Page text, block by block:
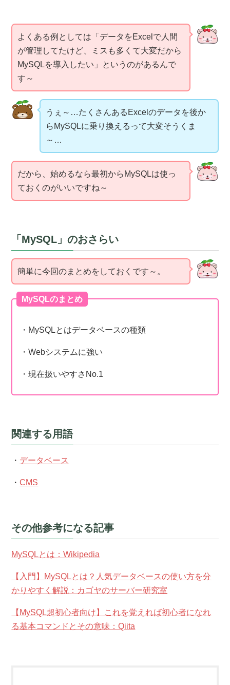
よくある例としては「データをExcelで人間
が管理してたけど、ミスも多くて大変だから
MySQLを導入したい」というのがあるんで
す～
うぇ～…たくさんあるExcelのデータを後か
らMySQLに乗り換えるって大変そうくま
～…
だから、始めるなら最初からMySQLは使っ
ておくのがいいですね～
「MySQL」のおさらい
簡単に今回のまとめをしておくです～。
MySQLのまとめ
・MySQLとはデータベースの種類
・Webシステムに強い
・現在扱いやすさNo.1
関連する用語
・ データベース
・CMS
その他参考になる記事
MySQLとは：Wikipedia
【入門】MySQLとは？人気データベースの使い方を分
かりやすく解説：カゴヤのサーバー研究室
【MySQL超初心者向け】これを覚えれば初心者になれ
る基本コマンドとその意味：Qiita